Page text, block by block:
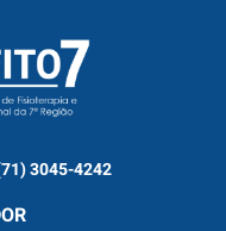
3045-4242